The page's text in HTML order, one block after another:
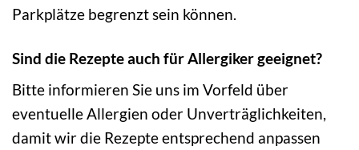
Parkplätze begrenzt sein können.
Sind die Rezepte auch für Allergiker geeignet?
Bitte informieren Sie uns im Vorfeld über
eventuelle Allergien oder Unverträglichkeiten,
damit wir die Rezepte entsprechend anpassen